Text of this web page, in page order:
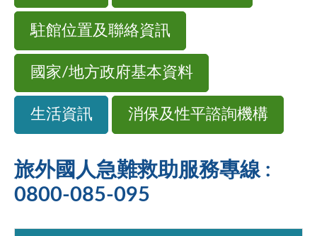
駐館位置及聯絡資訊
國家/地方政府基本資料
生活資訊 消保及性平諮詢機構
旅外國人急難救助服務專線 :
0800-085-095